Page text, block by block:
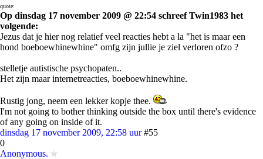
quote:
Op dinsdag 17 november 2009 @ 22:54 schreef Twin1983 het
volgende:
Jezus dat je hier nog relatief veel reacties hebt a la "het is maar een
hond boeboewhinewhine" omfg zijn jullie je ziel verloren ofzo ?
stelletje autistische psychopaten..
Het zijn maar internetreacties, boeboewhinewhine.
Rustig jong, neem een lekker kopje thee.
I'm not going to bother thinking outside the box until there's evidence
of any going on inside of it.
dinsdag 17 november 2009, 22:58 uur #55
0
Anonymous.